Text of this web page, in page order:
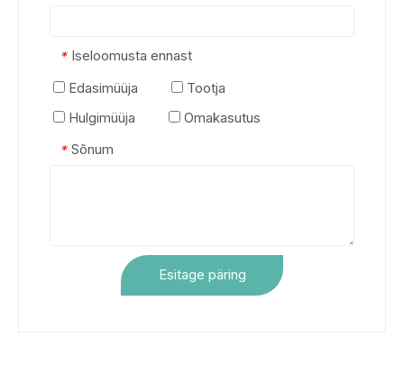
* Iseloomusta ennast
Edasimüüja
Tootja
Hulgimüüja
Omakasutus
* Sõnum
Esitage päring